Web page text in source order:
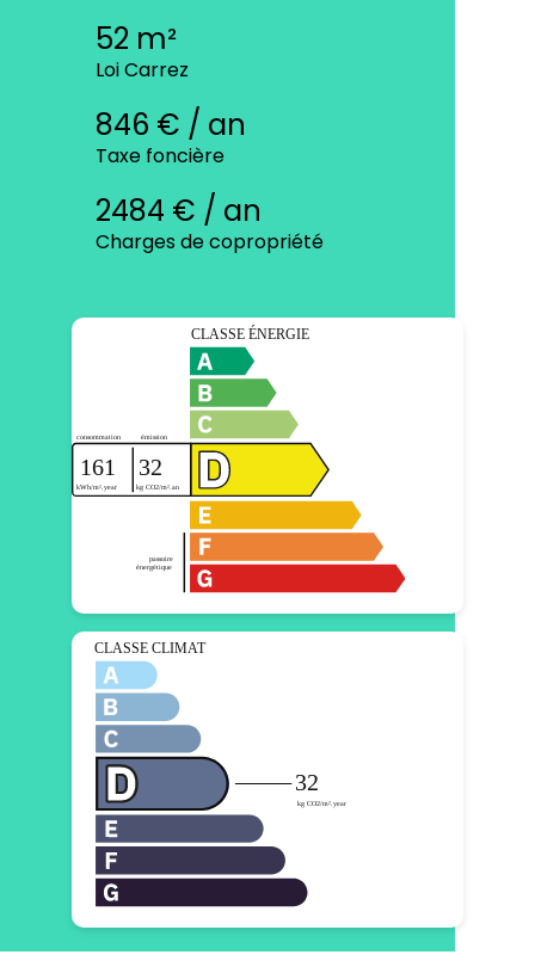
52 m²
Loi Carrez
846 € / an
Taxe foncière
2484 € / an
Charges de copropriété